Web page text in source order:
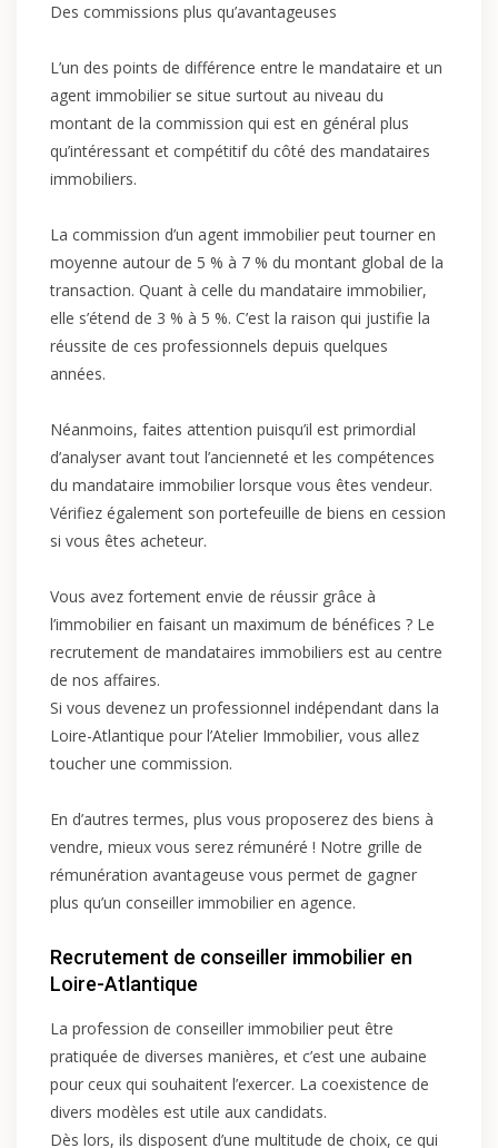
Des commissions plus qu’avantageuses
L’un des points de différence entre le mandataire et un
agent immobilier se situe surtout au niveau du
montant de la commission qui est en général plus
qu’intéressant et compétitif du côté des mandataires
immobiliers.
La commission d’un agent immobilier peut tourner en
moyenne autour de 5 % à 7 % du montant global de la
transaction. Quant à celle du mandataire immobilier,
elle s’étend de 3 % à 5 %. C’est la raison qui justifie la
réussite de ces professionnels depuis quelques
années.
Néanmoins, faites attention puisqu’il est primordial
d’analyser avant tout l’ancienneté et les compétences
du mandataire immobilier lorsque vous êtes vendeur.
Vérifiez également son portefeuille de biens en cession
si vous êtes acheteur.
Vous avez fortement envie de réussir grâce à
l’immobilier en faisant un maximum de bénéfices ? Le
recrutement de mandataires immobiliers est au centre
de nos affaires.
Si vous devenez un professionnel indépendant dans la
Loire-Atlantique pour l’Atelier Immobilier, vous allez
toucher une commission.
En d’autres termes, plus vous proposerez des biens à
vendre, mieux vous serez rémunéré ! Notre grille de
rémunération avantageuse vous permet de gagner
plus qu’un conseiller immobilier en agence.
Recrutement de conseiller immobilier en
Loire-Atlantique
La profession de conseiller immobilier peut être
pratiquée de diverses manières, et c’est une aubaine
pour ceux qui souhaitent l’exercer. La coexistence de
divers modèles est utile aux candidats.
Dès lors, ils disposent d’une multitude de choix, ce qui